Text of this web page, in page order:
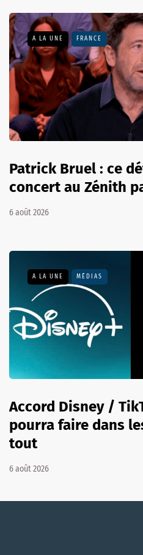
A LA UNE FRANCE
Patrick Bruel : ce
concert au Zénith
6 août 2026
A LA UNE MÉDIAS
Accord Disney /
pourra faire dans
tout
6 août 2026